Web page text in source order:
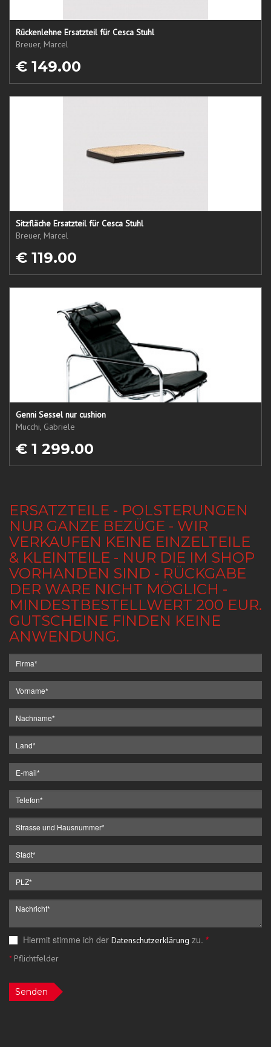
Rückenlehne Ersatzteil für Cesca Stuhl
Breuer, Marcel
€ 149.00
Sitzfläche Ersatzteil für Cesca Stuhl
Breuer, Marcel
€ 119.00
Genni Sessel nur cushion
Mucchi, Gabriele
€ 1 299.00
ERSATZTEILE - POLSTERUNGEN
NUR GANZE BEZÜGE - WIR
VERKAUFEN KEINE EINZELTEILE
& KLEINTEILE - NUR DIE IM SHOP
VORHANDEN SIND - RÜCKGABE
DER WARE NICHT MÖGLICH -
MINDESTBESTELLWERT 200 EUR.
GUTSCHEINE FINDEN KEINE
ANWENDUNG.
Hiermit stimme ich der Datenschutzerklärung zu. *
*Pflichtfelder
Senden